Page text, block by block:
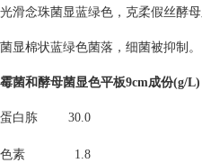
光滑念珠菌显蓝绿色，克柔假丝酵
菌显棉状蓝绿色菌落，细菌被抑制。
霉菌和酵母菌显色平板9cm成份(g/L)
蛋白胨 30.0
色素 1.8